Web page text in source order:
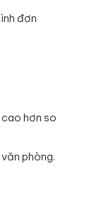
đơn
hơn so
phòng.